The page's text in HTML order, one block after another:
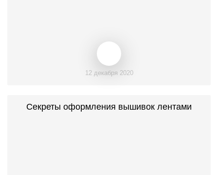
12 декабря 2020
Секреты оформления вышивок лентами